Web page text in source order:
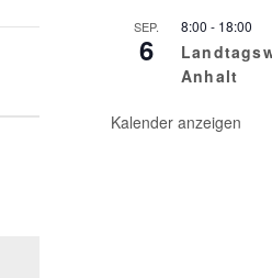
SEP.
6
8:00 - 18:00
Anhalt
Kalender anzeigen